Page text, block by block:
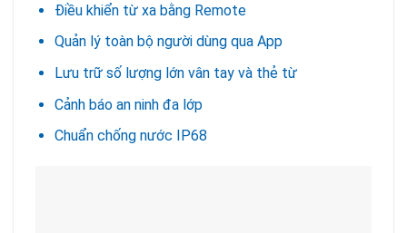
Điều khiển từ xa bằng Remote
Quản lý toàn bộ người dùng qua App
Lưu trữ số lượng lớn vân tay và thẻ từ
Cảnh báo an ninh đa lớp
Chuẩn chống nước IP68